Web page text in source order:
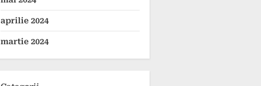
aprilie 2024
martie 2024